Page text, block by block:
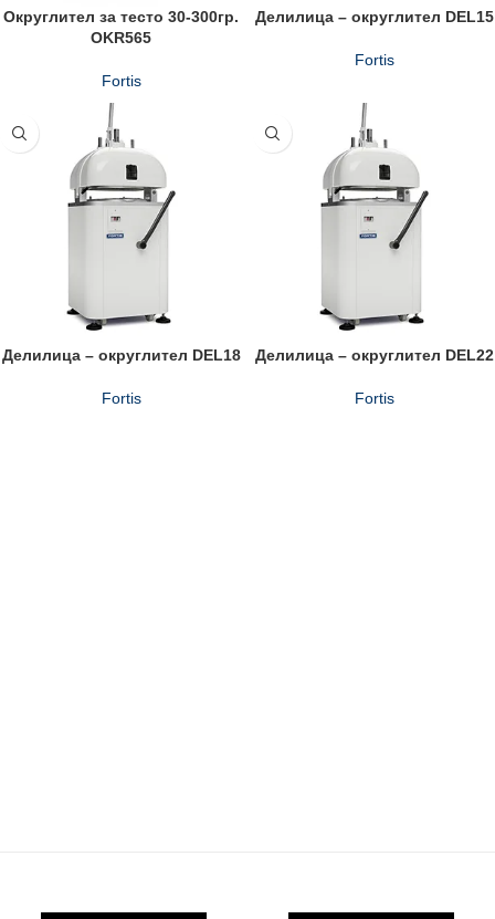
Округлител за тесто 30-300гр.
OKR565
Fortis
Делилицa – округлител DEL15
Fortis
Делилицa – округлител DEL18
Fortis
Делилицa – округлител DEL22
Fortis